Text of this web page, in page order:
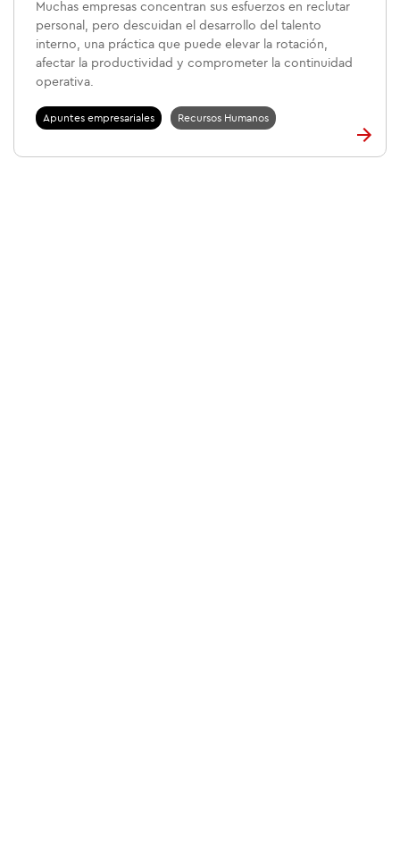
Muchas empresas concentran sus esfuerzos en reclutar
personal, pero descuidan el desarrollo del talento
interno, una práctica que puede elevar la rotación,
afectar la productividad y comprometer la continuidad
operativa.
Apuntes empresariales Recursos Humanos